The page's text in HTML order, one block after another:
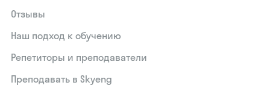
Отзывы
Наш подход к обучению
Репетиторы и преподаватели
Преподавать в Skyeng